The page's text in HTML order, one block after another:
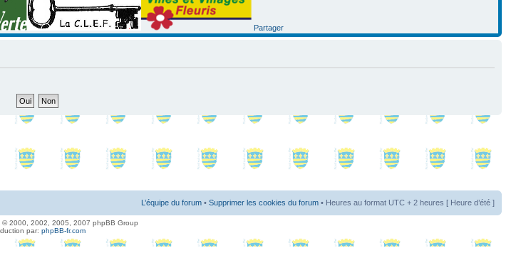
Partager
L’équipe du forum • Supprimer les cookies du forum • Heures au format UTC + 2 heures [ Heure d’été ]
© 2000, 2002, 2005, 2007 phpBB Group
par: phpBB-fr.com